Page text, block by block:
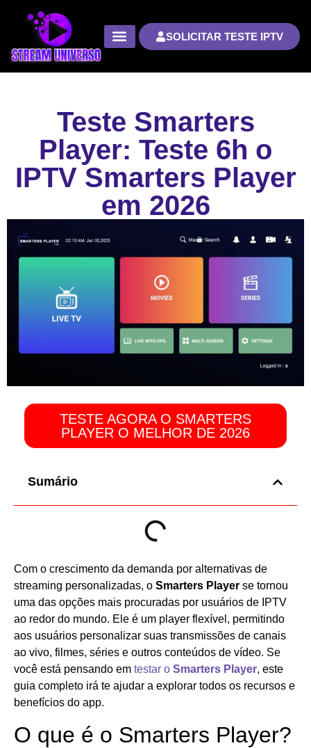
SOLICITAR TESTE IPTV
Teste Smarters
Player: Teste 6h o
IPTV Smarters Player
em 2026
TESTE AGORA O SMARTERS
PLAYER O MELHOR DE 2026
Sumário
Com o crescimento da demanda por alternativas de
streaming personalizadas, o Smarters Player se tornou
uma das opções mais procuradas por usuários de IPTV
ao redor do mundo. Ele é um player flexível, permitindo
aos usuários personalizar suas transmissões de canais
ao vivo, filmes, séries e outros conteúdos de vídeo. Se
você está pensando em testar o Smarters Player, este
guia completo irá te ajudar a explorar todos os recursos e
benefícios do app.
O que é o Smarters Player?